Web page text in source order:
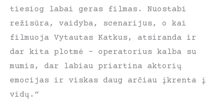
tiesiog labai geras filmas. Nuostabi
režisūra, vaidyba, scenarijus, o kai
filmuoja Vytautas Katkus, atsiranda ir
dar kita plotmė – operatorius kalba su
mumis, dar labiau priartina aktorių
emocijas ir viskas daug arčiau įkrenta į
vidų.“